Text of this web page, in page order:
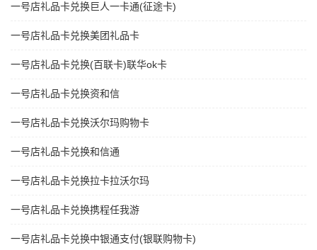
一号店礼品卡兑换巨人一卡通(征途卡)
一号店礼品卡兑换美团礼品卡
一号店礼品卡兑换(百联卡)联华ok卡
一号店礼品卡兑换资和信
一号店礼品卡兑换沃尔玛购物卡
一号店礼品卡兑换和信通
一号店礼品卡兑换拉卡拉沃尔玛
一号店礼品卡兑换携程任我游
一号店礼品卡兑换中银通支付(银联购物卡)